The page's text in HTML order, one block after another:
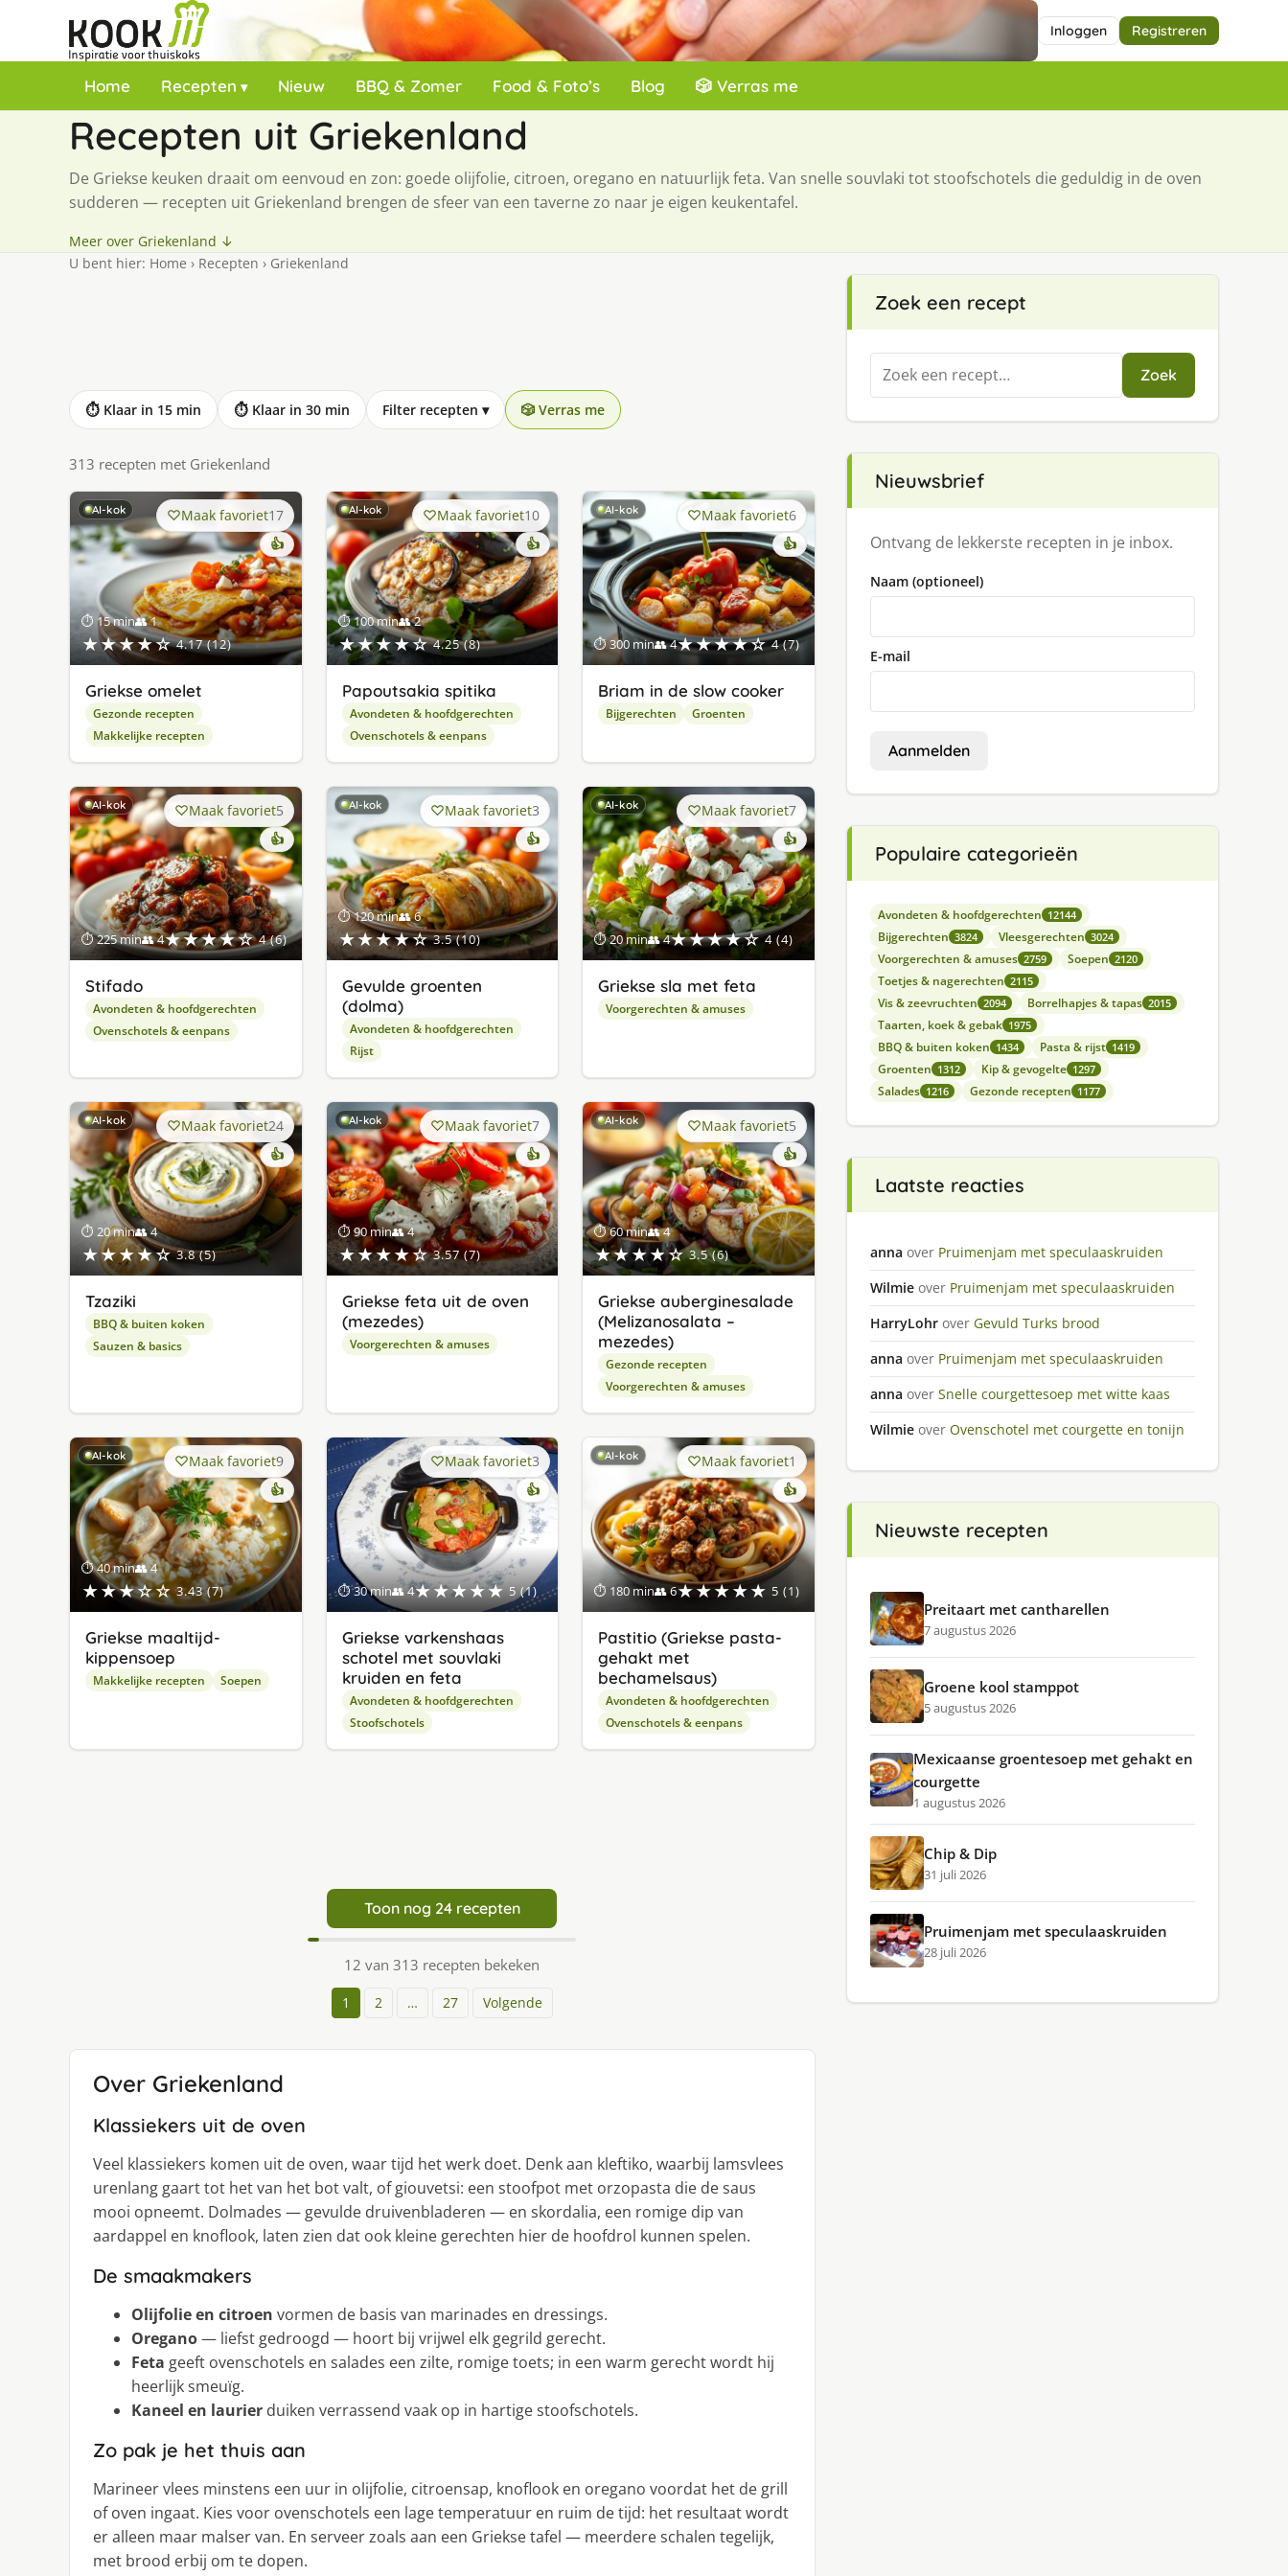
Inloggen Registreren
Home Recepten Nieuw BBQ & Zomer Food & Foto’s Blog 🎲 Verras me
Recepten uit Griekenland
De Griekse keuken draait om eenvoud en zon: goede olijfolie, citroen, oregano en natuurlijk feta. Van snelle souvlaki tot stoofschotels die geduldig in de oven
sudderen — recepten uit Griekenland brengen de sfeer van een taverne zo naar je eigen keukentafel.
Meer over Griekenland ↓
U bent hier: Home › Recepten › Griekenland
⏱ Klaar in 15 min ⏱ Klaar in 30 min Filter recepten ▾ 🎲 Verras me
313 recepten met Griekenland
AI-kok
⏱ 15 min👥 1
★★★★☆ 4.17 (12)
Maak favoriet17
👍
Griekse omelet
Gezonde recepten
Makkelijke recepten
AI-kok
⏱ 100 min👥 2
★★★★☆ 4.25 (8)
Maak favoriet10
👍
Papoutsakia spitika
Avondeten & hoofdgerechten
Ovenschotels & eenpans
AI-kok
⏱ 300 min👥 4★★★★☆ 4 (7)
Maak favoriet6
👍
Briam in de slow cooker
Bijgerechten Groenten
AI-kok
⏱ 225 min👥 4★★★★☆ 4 (6)
Maak favoriet5
👍
Stifado
Avondeten & hoofdgerechten
Ovenschotels & eenpans
AI-kok
⏱ 120 min👥 6
★★★★☆ 3.5 (10)
Maak favoriet3
👍
Gevulde groenten
(dolma)
Avondeten & hoofdgerechten
Rijst
AI-kok
⏱ 20 min👥 4★★★★☆ 4 (4)
Maak favoriet7
👍
Griekse sla met feta
Voorgerechten & amuses
AI-kok
⏱ 20 min👥 4
★★★★☆ 3.8 (5)
Maak favoriet24
👍
Tzaziki
BBQ & buiten koken
Sauzen & basics
AI-kok
⏱ 90 min👥 4
★★★★☆ 3.57 (7)
Maak favoriet7
👍
Griekse feta uit de oven
(mezedes)
Voorgerechten & amuses
AI-kok
⏱ 60 min👥 4
★★★★☆ 3.5 (6)
Maak favoriet5
👍
Griekse auberginesalade
(Melizanosalata –
mezedes)
Gezonde recepten
Voorgerechten & amuses
AI-kok
⏱ 40 min👥 4
★★★☆☆ 3.43 (7)
Maak favoriet9
👍
Griekse maaltijd-
kippensoep
Makkelijke recepten Soepen
⏱ 30 min👥 4★★★★★ 5 (1)
Maak favoriet3
👍
Griekse varkenshaas
schotel met souvlaki
kruiden en feta
Avondeten & hoofdgerechten
Stoofschotels
AI-kok
⏱ 180 min👥 6★★★★★ 5 (1)
Maak favoriet1
👍
Pastitio (Griekse pasta-
gehakt met
bechamelsaus)
Avondeten & hoofdgerechten
Ovenschotels & eenpans
Toon nog 24 recepten
12 van 313 recepten bekeken
1 2 … 27 Volgende
Over Griekenland
Klassiekers uit de oven
Veel klassiekers komen uit de oven, waar tijd het werk doet. Denk aan kleftiko, waarbij lamsvlees
urenlang gaart tot het van het bot valt, of giouvetsi: een stoofpot met orzopasta die de saus
mooi opneemt. Dolmades — gevulde druivenbladeren — en skordalia, een romige dip van
aardappel en knoflook, laten zien dat ook kleine gerechten hier de hoofdrol kunnen spelen.
De smaakmakers
Olijfolie en citroen vormen de basis van marinades en dressings.
Oregano— liefst gedroogd — hoort bij vrijwel elk gegrild gerecht.
Feta geeft ovenschotels en salades een zilte, romige toets; in een warm gerecht wordt hij
heerlijk smeuïg.
Kaneel en laurier duiken verrassend vaak op in hartige stoofschotels.
Zo pak je het thuis aan
Marineer vlees minstens een uur in olijfolie, citroensap, knoflook en oregano voordat het de grill
of oven ingaat. Kies voor ovenschotels een lage temperatuur en ruim de tijd: het resultaat wordt
er alleen maar malser van. En serveer zoals aan een Griekse tafel — meerdere schalen tegelijk,
met brood erbij om te dopen.
Zoek een recept
Zoeken
naar:
Zoek
Nieuwsbrief
Ontvang de lekkerste recepten in je inbox.
Naam (optioneel)
E-mail
Aanmelden
Populaire categorieën
Avondeten & hoofdgerechten 12144
Bijgerechten 3824 Vleesgerechten 3024
Voorgerechten & amuses 2759 Soepen 2120
Toetjes & nagerechten 2115
Vis & zeevruchten 2094 Borrelhapjes & tapas 2015
Taarten, koek & gebak 1975
BBQ & buiten koken 1434 Pasta & rijst 1419
Groenten 1312 Kip & gevogelte 1297
Salades 1216 Gezonde recepten 1177
Laatste reacties
anna over Pruimenjam met speculaaskruiden
Wilmie over Pruimenjam met speculaaskruiden
HarryLohr over Gevuld Turks brood
anna over Pruimenjam met speculaaskruiden
anna over Snelle courgettesoep met witte kaas
Wilmie over Ovenschotel met courgette en tonijn
Nieuwste recepten
Preitaart met cantharellen
7 augustus 2026
Groene kool stamppot
5 augustus 2026
Mexicaanse groentesoep met gehakt en
courgette
1 augustus 2026
Chip & Dip
31 juli 2026
Pruimenjam met speculaaskruiden
28 juli 2026